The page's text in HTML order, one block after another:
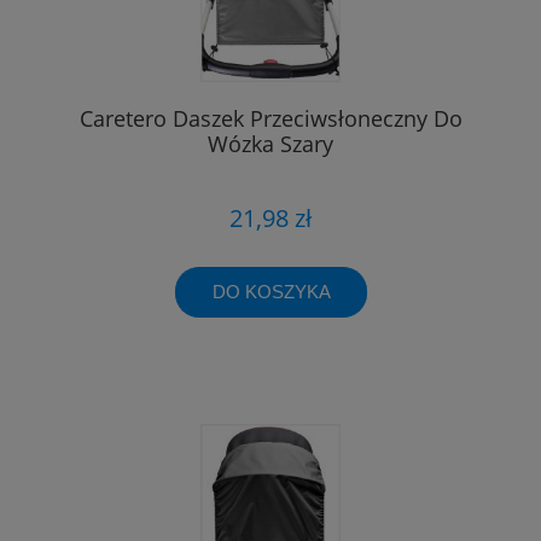
Caretero Daszek Przeciwsłoneczny Do
Wózka Szary
21,98 zł
DO KOSZYKA